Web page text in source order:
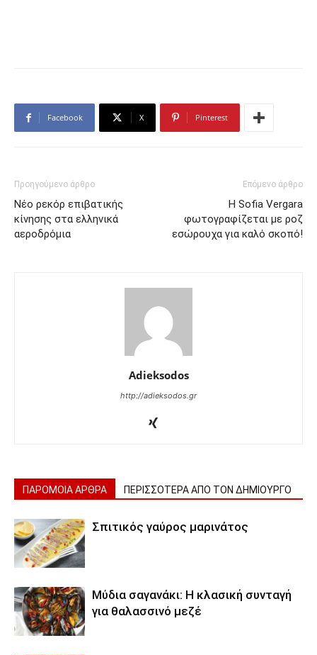
Facebook X Pinterest
Προηγούμενο άρθρο
Νέο ρεκόρ επιβατικής
κίνησης στα ελληνικά
αεροδρόμια
Επόμενο άρθρο
Η Sofia Vergara
φωτογραφίζεται με ροζ
εσώρουχα για καλό σκοπό!
Adieksodos
http://adieksodos.gr
ΠΑΡΟΜΟΙΑ ΑΡΘΡΑ ΠΕΡΙΣΣΟΤΕΡΑ ΑΠΟ ΤΟΝ ΔΗΜΙΟΥΡΓΟ
Σπιτικός γαύρος μαρινάτος
Μύδια σαγανάκι: Η κλασική συνταγή
για θαλασσινό μεζέ